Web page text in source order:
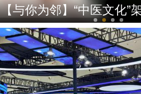
【与你为邻】“中医文化”